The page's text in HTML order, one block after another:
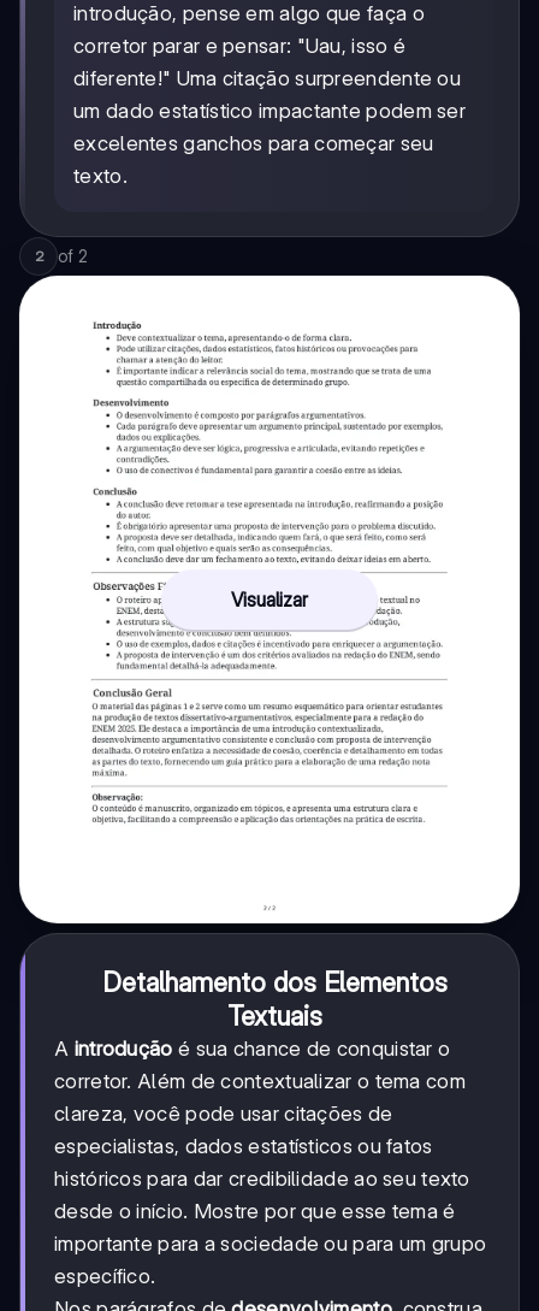
introdução, pense em algo que faça o
corretor parar e pensar: "Uau, isso é
diferente!" Uma citação surpreendente ou
um dado estatístico impactante podem ser
excelentes ganchos para começar seu
texto.
2 of 2
Visualizar
Detalhamento dos Elementos
Textuais
A introdução é sua chance de conquistar o
corretor. Além de contextualizar o tema com
clareza, você pode usar citações de
especialistas, dados estatísticos ou fatos
históricos para dar credibilidade ao seu texto
desde o início. Mostre por que esse tema é
importante para a sociedade ou para um grupo
específico.